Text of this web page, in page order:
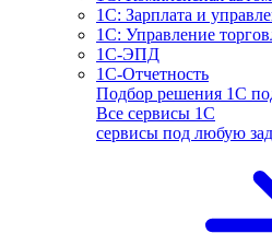
1С: Зарплата и
1С: Управление
1С-ЭПД
1С-Отчетность
Подбор решения 1С
Все сервисы 1С
сервисы под любую